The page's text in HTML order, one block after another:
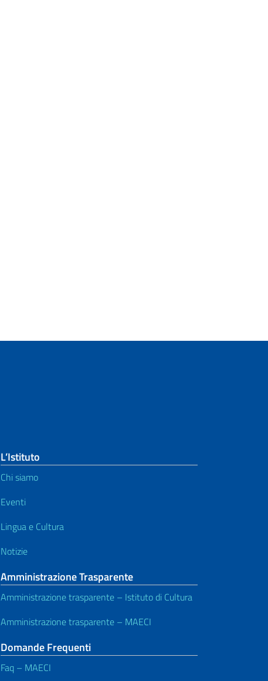
L’Istituto
Chi siamo
Eventi
Lingua e Cultura
Notizie
Amministrazione Trasparente
Amministrazione trasparente – Istituto di Cultura
Amministrazione trasparente – MAECI
Domande Frequenti
Faq – MAECI